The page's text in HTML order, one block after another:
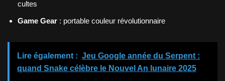
cultes
Game Gear : portable couleur révolutionnaire
Lire également : Jeu Google année du Serpent :
quand Snake célèbre le Nouvel An lunaire 2025